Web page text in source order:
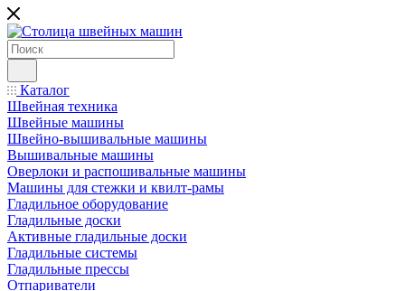
Каталог
Швейная техника
Швейные машины
Швейно-вышивальные машины
Вышивальные машины
Оверлоки и распошивальные машины
Машины для стежки и квилт-рамы
Гладильное оборудование
Гладильные доски
Активные гладильные доски
Гладильные системы
Гладильные прессы
Отпариватели